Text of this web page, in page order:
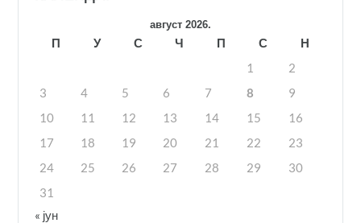
август 2026.
П У С Ч П С
Н
1
2
3
4 5 6 7 8
9
10
11 12 13 14 15
16
17
18 19 20 21 22
23
24
25 26 27 28 29
30
31
« јун